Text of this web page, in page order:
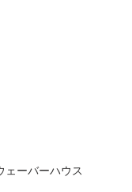
ェーバーハウス